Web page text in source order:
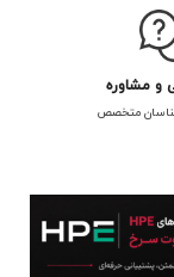
و مشاوره
متخصص